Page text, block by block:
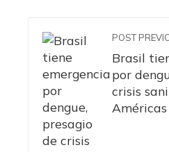
POST
Brasil
por
crisis
Américas